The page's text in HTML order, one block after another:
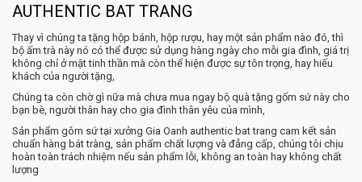
AUTHENTIC BAT TRANG
Thay vì chúng ta tặng hộp bánh, hộp rượu, hay một sản phẩm nào đó, thì
bộ ấm trà này nó có thể được sử dụng hàng ngày cho mỗi gia đình, giá trị
không chỉ ở mật tinh thần mà còn thể hiện được sự tôn trọng, hay hiếu
khách của người tặng,
Chúng ta còn chờ gì nữa mà chưa mua ngay bộ quà tặng gốm sứ này cho
bạn bè, người thân hay cho gia đình thân yêu của mình,
Sản phẩm gôm sứ tại xưởng Gia Oanh authentic bat trang cam kết sản
chuẩn hàng bát tràng, sản phẩm chất lượng và đẳng cấp, chúng tôi chịu
hoàn toàn trách nhiệm nếu sản phẩm lỗi, không an toàn hay không chất
lượng